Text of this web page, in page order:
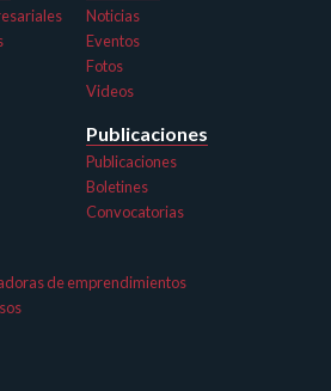
Noticias
Eventos
Fotos
Videos
Publicaciones
Publicaciones
Boletines
Convocatorias
de emprendimientos